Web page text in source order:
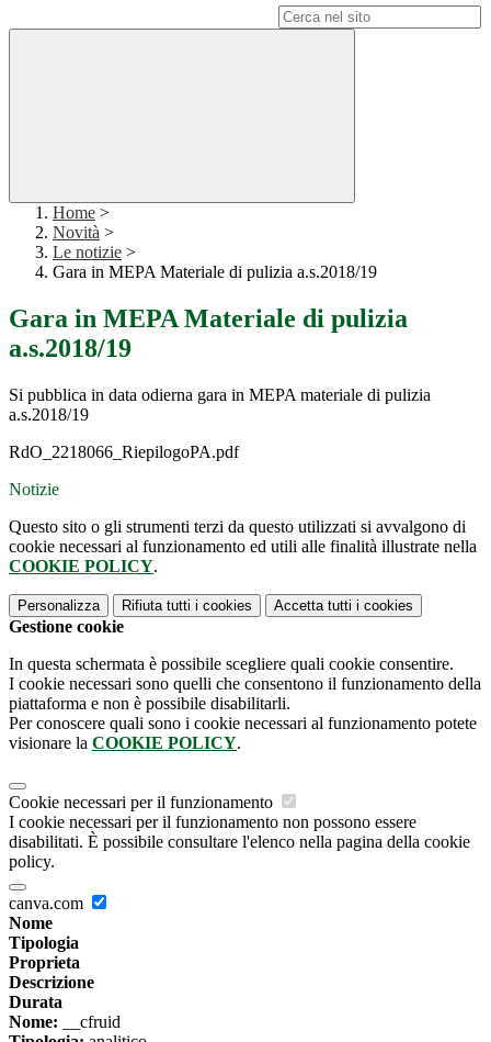
Home >
Novità >
Le notizie >
Gara in MEPA Materiale di pulizia a.s.2018/19
Gara in MEPA Materiale di pulizia
a.s.2018/19
Si pubblica in data odierna gara in MEPA materiale di pulizia
a.s.2018/19
RdO_2218066_RiepilogoPA.pdf
Notizie
Questo sito o gli strumenti terzi da questo utilizzati si avvalgono di
cookie necessari al funzionamento ed utili alle finalità illustrate nella
COOKIE POLICY.
Personalizza Rifiuta tutti i cookies Accetta tutti i cookies
Gestione cookie
In questa schermata è possibile scegliere quali cookie consentire.
I cookie necessari sono quelli che consentono il funzionamento della
piattaforma e non è possibile disabilitarli.
Per conoscere quali sono i cookie necessari al funzionamento potete
visionare la COOKIE POLICY.
Cookie necessari per il funzionamento
I cookie necessari per il funzionamento non possono essere
disabilitati. È possibile consultare l'elenco nella pagina della cookie
policy.
canva.com
Nome
Tipologia
Proprieta
Descrizione
Durata
Nome: __cfruid